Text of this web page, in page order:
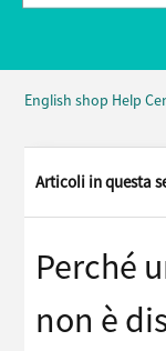
English shop Help
Articoli in questa
Perché
non è